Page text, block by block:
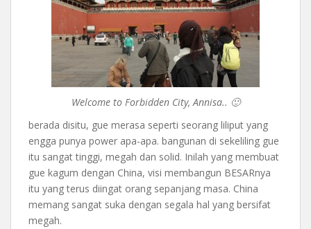
Welcome to Forbidden City, Annisa.. 🙂
berada disitu, gue merasa seperti seorang liliput yang
engga punya power apa-apa. bangunan di sekeliling gue
itu sangat tinggi, megah dan solid. Inilah yang membuat
gue kagum dengan China, visi membangun BESARnya
itu yang terus diingat orang sepanjang masa. China
memang sangat suka dengan segala hal yang bersifat
megah.